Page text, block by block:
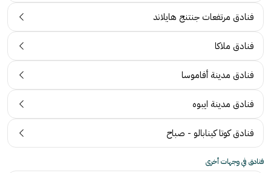
فنادق مرتفعات جنتنج هايلاند
فنادق ملاكا
فنادق مدينة أفاموسا
فنادق مدينة ايبوه
فنادق كوتا كينابالو - صباح
فنادق في وجهات أخرى